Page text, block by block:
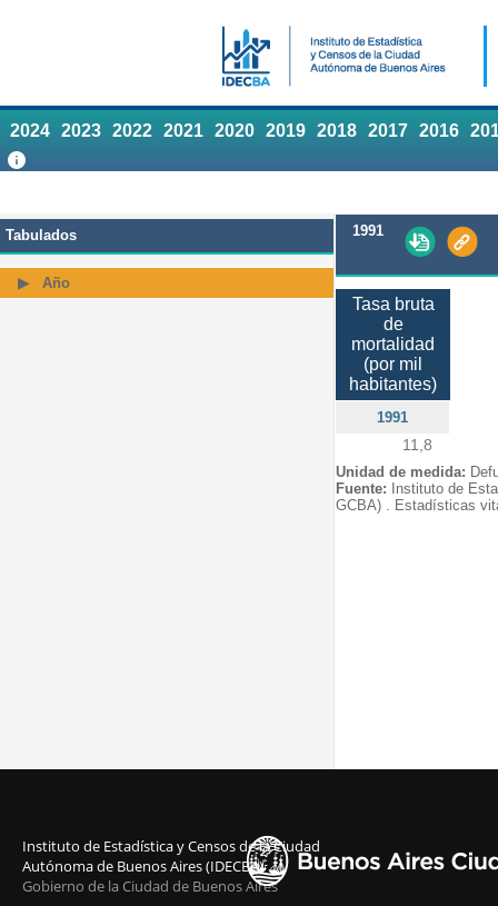
2024 2023 2022 2021 2020 2019 2018 2017 2016
Tabulados
Año
1991
Tasa bruta
de
mortalidad
(por mil
habitantes)
1991
11,8
Unidad de medida:
Fuente: Instituto de
GCBA) . Estadísticas
Instituto de Estadística y Censos de la Ciudad
Autónoma de Buenos Aires (IDECBA)
Gobierno de la Ciudad de Buenos Aires